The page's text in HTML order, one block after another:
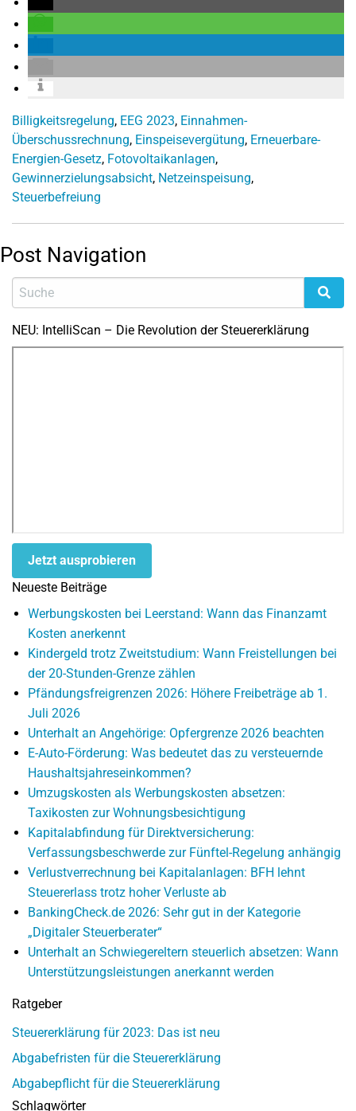
Billigkeitsregelung, EEG 2023, Einnahmen-
Überschussrechnung, Einspeisevergütung, Erneuerbare-
Energien-Gesetz, Fotovoltaikanlagen,
Gewinnerzielungsabsicht, Netzeinspeisung,
Steuerbefreiung
Post Navigation
NEU: IntelliScan – Die Revolution der Steuererklärung
Jetzt ausprobieren
Neueste Beiträge
Werbungskosten bei Leerstand: Wann das Finanzamt
Kosten anerkennt
Kindergeld trotz Zweitstudium: Wann Freistellungen bei
der 20-Stunden-Grenze zählen
Pfändungsfreigrenzen 2026: Höhere Freibeträge ab 1.
Juli 2026
Unterhalt an Angehörige: Opfergrenze 2026 beachten
E-Auto-Förderung: Was bedeutet das zu versteuernde
Haushaltsjahreseinkommen?
Umzugskosten als Werbungskosten absetzen:
Taxikosten zur Wohnungsbesichtigung
Kapitalabfindung für Direktversicherung:
Verfassungsbeschwerde zur Fünftel-Regelung anhängig
Verlustverrechnung bei Kapitalanlagen: BFH lehnt
Steuererlass trotz hoher Verluste ab
BankingCheck.de 2026: Sehr gut in der Kategorie
„Digitaler Steuerberater“
Unterhalt an Schwiegereltern steuerlich absetzen: Wann
Unterstützungsleistungen anerkannt werden
Ratgeber
Steuererklärung für 2023: Das ist neu
Abgabefristen für die Steuererklärung
Abgabepflicht für die Steuererklärung
Schlagwörter